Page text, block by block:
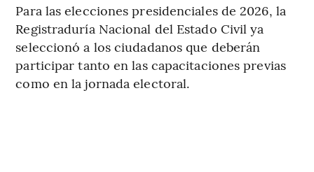
Para las elecciones presidenciales de 2026, la
Registraduría Nacional del Estado Civil ya
seleccionó a los ciudadanos que deberán
participar tanto en las capacitaciones previas
como en la jornada electoral.